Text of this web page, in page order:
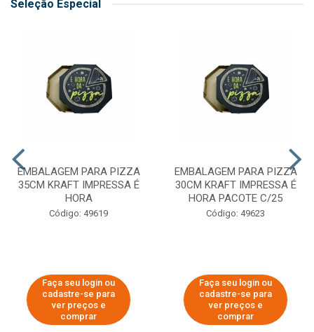
Seleção Especial
EMBALAGEM PARA PIZZA
35CM KRAFT IMPRESSA É
HORA
Código: 49619
Faça seu login ou
cadastre-se para
ver preços e
comprar
EMBALAGEM PARA PIZZA
30CM KRAFT IMPRESSA É
HORA PACOTE C/25
Código: 49623
Faça seu login ou
cadastre-se para
ver preços e
comprar